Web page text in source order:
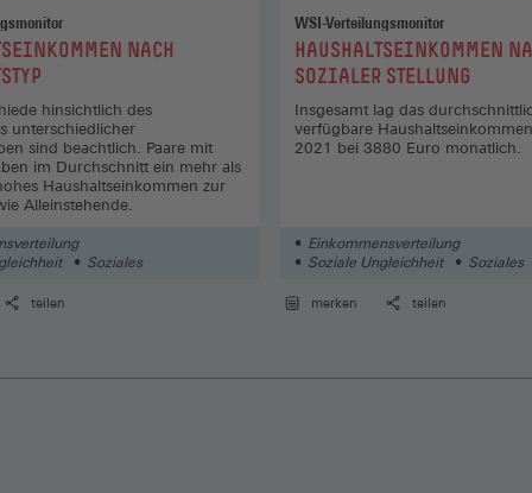
NACH
hinsichtlich des
unterschiedlicher
sind beachtlich. Paare mit
im Durchschnitt ein mehr als
Haushaltseinkommen zur
Alleinstehende.
Soziales
teilen
WSI-Verteilungsmonitor
:HAUSHALTSEINKOMMEN
SOZIALER STELLUNG
Insgesamt lag das
verfügbare
2021 bei 3880 Euro monatlich.
Einkommensverteilung
Soziale Ungleichheit
Soziales
merken teilen